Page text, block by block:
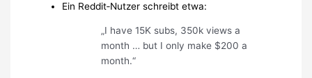
Ein Reddit‑Nutzer schreibt etwa:
„I have 15K subs, 350k views a
month … but I only make $200 a
month.“